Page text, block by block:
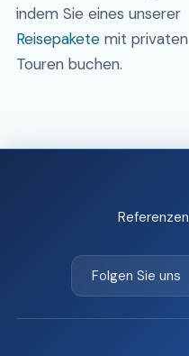
indem Sie eines unserer
Reisepaketemit privaten
Touren buchen.
Referenzen
Folgen Sie uns